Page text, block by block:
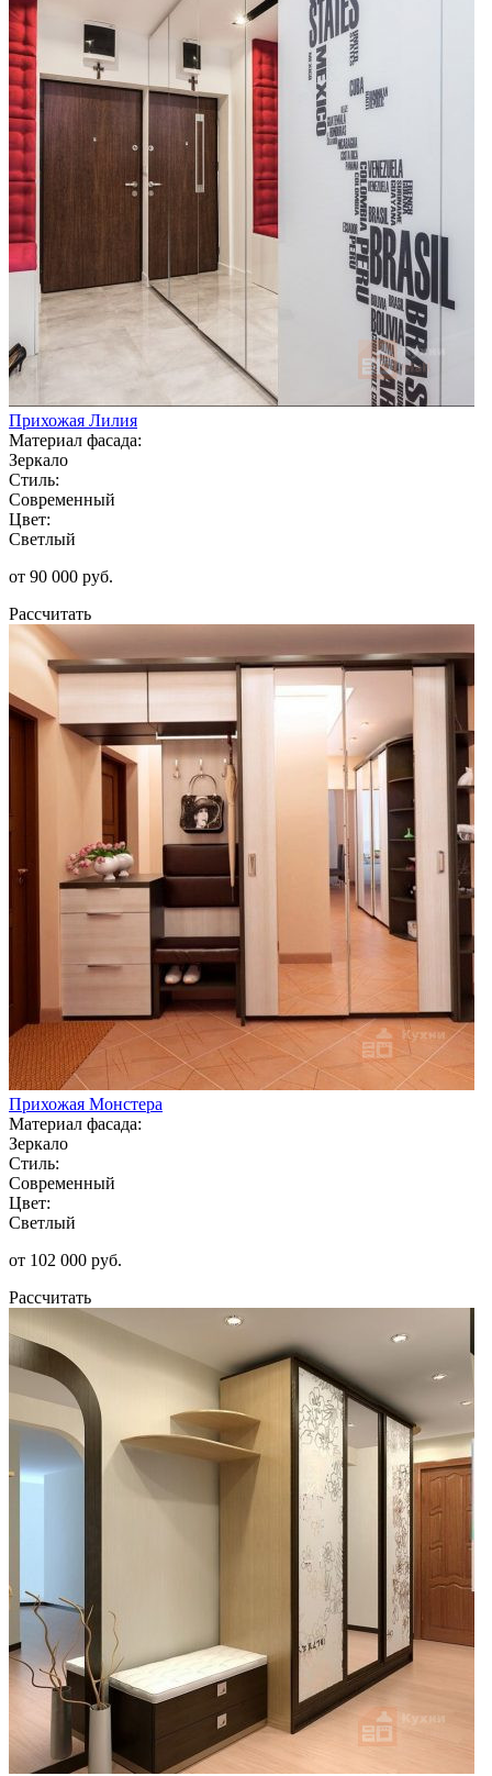
Прихожая Лилия
Материал фасада:
Зеркало
Стиль:
Современный
Цвет:
Светлый
от 90 000 руб.
Рассчитать
Прихожая Монстера
Материал фасада:
Зеркало
Стиль:
Современный
Цвет:
Светлый
от 102 000 руб.
Рассчитать